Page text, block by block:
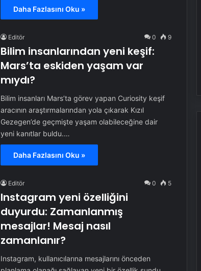
Daha Fazlasını Oku »
Editör 0 9
Bilim insanlarından yeni keşif:
Mars’ta eskiden yaşam var
mıydı?
Bilim insanları Mars’ta görev yapan Curiosity keşif
aracının araştırmalarından yola çıkarak Kızıl
Gezegen’de geçmişte yaşam olabileceğine dair
yeni kanıtlar buldu.…
Daha Fazlasını Oku »
Editör 0 5
Instagram yeni özelliğini
duyurdu: Zamanlanmış
mesajlar! Mesaj nasıl
zamanlanır?
Instagram, kullanıcılarına mesajlarını önceden